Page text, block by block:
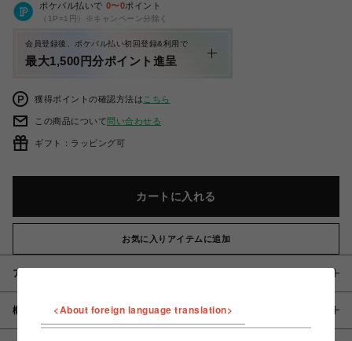
ポケパル払いで 0〜0ポイント
（1P=1円）※キャンペーン分除く
会員登録後、ポケパル払い初回登録&利用で
最大1,500円分ポイント進呈
獲得ポイントの確認方法は こちら
この商品について問い合わせる
ギフト：ラッピング可
カートに入れる
お気に入りアイテムに追加
アイテム説明 / 素材
概要 <About foreign language translation>